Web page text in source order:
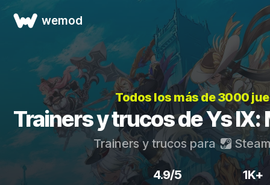
wemod
Todos los más de 3000
Trainers y trucos de Ys
Trainers y trucos para
4.9/5 1K+